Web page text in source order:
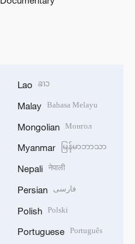
Lao ລາວ
Malay Bahasa Melayu
Mongolian Монгол
Myanmar မြန်မာဘာသာ
Nepali नेपाली
Persian فارسی
Polish Polski
Portuguese Português